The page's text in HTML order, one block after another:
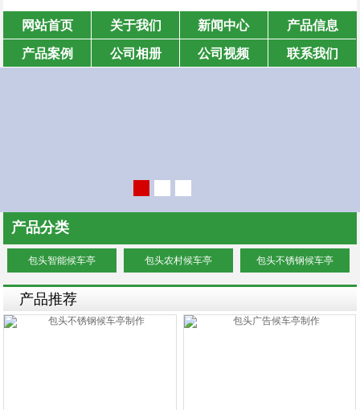
网站首页 关于我们 新闻中心 产品信息
产品案例 公司相册 公司视频 联系我们
产品分类
包头智能候车亭 包头农村候车亭 包头不锈钢候车亭
产品推荐
更多+